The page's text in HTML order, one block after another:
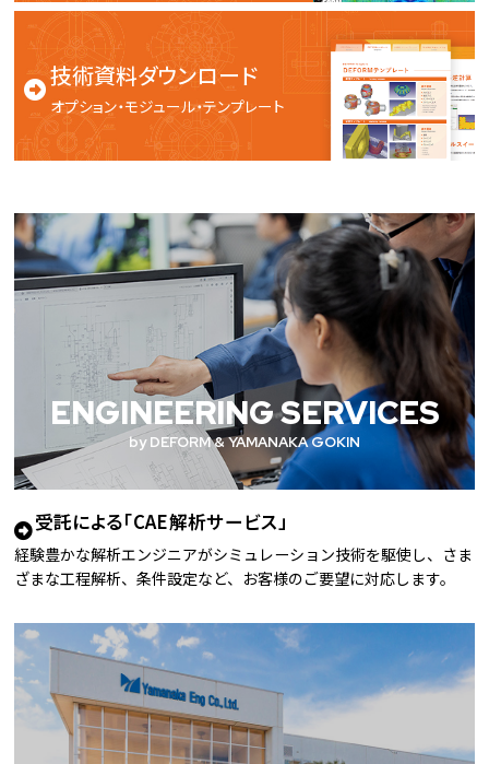
技術資料ダウンロード
オプション・モジュール・テンプレート
ENGINEERING SERVICES
by DEFORM & YAMANAKA GOKIN
受託による「CAE解析サービス」
経験豊かな解析エンジニアがシミュレーション技術を駆使し、さま
ざまな工程解析、条件設定など、お客様のご要望に対応します。